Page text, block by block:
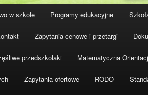
w szkole Programy edukacyjne
Zapytania cenowe i przetargi
przedszkolaki Matematyczna
Zapytania ofertowe RODO